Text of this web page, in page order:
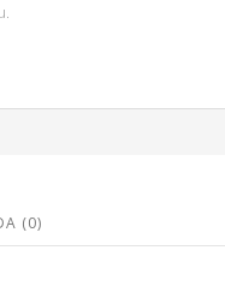
(0)